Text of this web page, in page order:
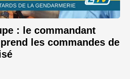
: le commandant
les commandes de